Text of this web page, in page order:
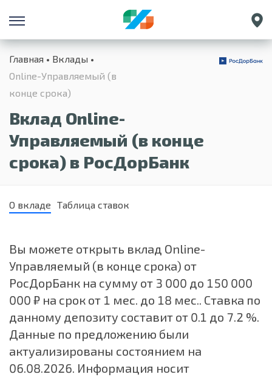
Санкт-Петербург
Екатеринбург
Главная
Вклады
Online-Управляемый (в
конце срока)
Вклад Online-
Управляемый (в конце
срока) в РосДорБанк
О вкладе Таблица ставок
Вы можете открыть вклад Online-
Управляемый (в конце срока) от
РосДорБанк на сумму от 3 000 до 150 000
000 ₽ на срок от 1 мес. до 18 мес.. Ставка по
данному депозиту составит от 0.1 до 7.2 %.
Данные по предложению были
актуализированы состоянием на
06.08.2026. Информация носит